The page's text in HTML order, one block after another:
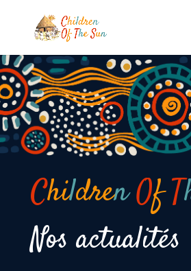
ChildrenOfT
Nos actualités